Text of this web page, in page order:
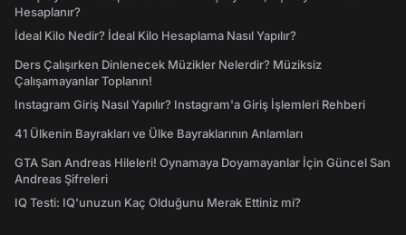
Hesaplanır?
İdeal Kilo Nedir? İdeal Kilo Hesaplama Nasıl Yapılır?
Ders Çalışırken Dinlenecek Müzikler Nelerdir? Müziksiz
Çalışamayanlar Toplanın!
Instagram Giriş Nasıl Yapılır? Instagram'a Giriş İşlemleri Rehberi
41 Ülkenin Bayrakları ve Ülke Bayraklarının Anlamları
GTA San Andreas Hileleri! Oynamaya Doyamayanlar İçin Güncel San
Andreas Şifreleri
IQ Testi: IQ'unuzun Kaç Olduğunu Merak Ettiniz mi?